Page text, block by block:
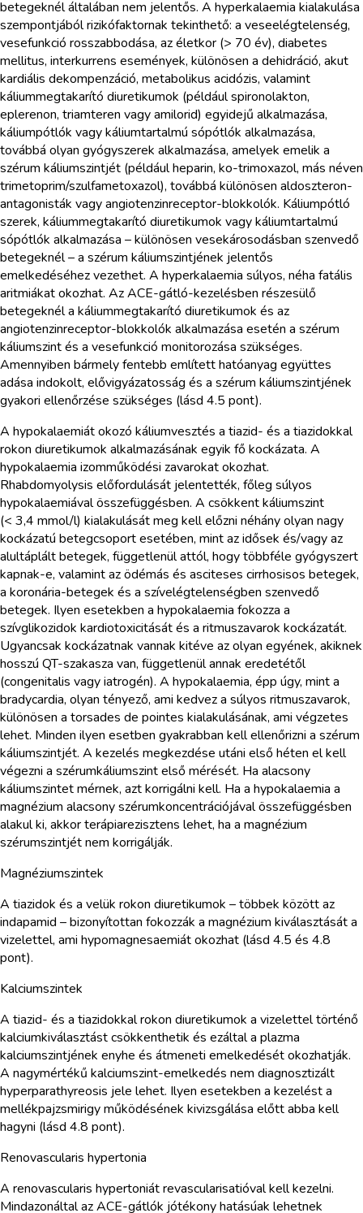
betegeknél általában nem jelentős. A hyperkalaemia kialakulása
szempontjából rizikófaktornak tekinthető: a veseelégtelenség,
vesefunkció rosszabbodása, az életkor (> 70 év), diabetes
mellitus, interkurrens események, különösen a dehidráció, akut
kardiális dekompenzáció, metabolikus acidózis, valamint
káliummegtakarító diuretikumok (például spironolakton,
eplerenon, triamteren vagy amilorid) egyidejű alkalmazása,
káliumpótlók vagy káliumtartalmú sópótlók alkalmazása,
továbbá olyan gyógyszerek alkalmazása, amelyek emelik a
szérum káliumszintjét (például heparin, ko-trimoxazol, más néven
trimetoprim/szulfametoxazol), továbbá különösen aldoszteron-
antagonisták vagy angiotenzinreceptor-blokkolók. Káliumpótló
szerek, káliummegtakarító diuretikumok vagy káliumtartalmú
sópótlók alkalmazása – különösen vesekárosodásban szenvedő
betegeknél – a szérum káliumszintjének jelentős
emelkedéséhez vezethet. A hyperkalaemia súlyos, néha fatális
aritmiákat okozhat. Az ACE-gátló-kezelésben részesülő
betegeknél a káliummegtakarító diuretikumok és az
angiotenzinreceptor-blokkolók alkalmazása esetén a szérum
káliumszint és a vesefunkció monitorozása szükséges.
Amennyiben bármely fentebb említett hatóanyag együttes
adása indokolt, elővigyázatosság és a szérum káliumszintjének
gyakori ellenőrzése szükséges (lásd 4.5 pont).
A hypokalaemiát okozó káliumvesztés a tiazid- és a tiazidokkal
rokon diuretikumok alkalmazásának egyik fő kockázata. A
hypokalaemia izomműködési zavarokat okozhat.
Rhabdomyolysis előfordulását jelentették, főleg súlyos
hypokalaemiával összefüggésben. A csökkent káliumszint
(< 3,4 mmol/l) kialakulását meg kell előzni néhány olyan nagy
kockázatú betegcsoport esetében, mint az idősek és/vagy az
alultáplált betegek, függetlenül attól, hogy többféle gyógyszert
kapnak-e, valamint az ödémás és asciteses cirrhosisos betegek,
a koronária-betegek és a szívelégtelenségben szenvedő
betegek. Ilyen esetekben a hypokalaemia fokozza a
szívglikozidok kardiotoxicitását és a ritmuszavarok kockázatát.
Ugyancsak kockázatnak vannak kitéve az olyan egyének, akiknek
hosszú QT-szakasza van, függetlenül annak eredetétől
(congenitalis vagy iatrogén). A hypokalaemia, épp úgy, mint a
bradycardia, olyan tényező, ami kedvez a súlyos ritmuszavarok,
különösen a torsades de pointes kialakulásának, ami végzetes
lehet. Minden ilyen esetben gyakrabban kell ellenőrizni a szérum
káliumszintjét. A kezelés megkezdése utáni első héten el kell
végezni a szérumkáliumszint első mérését. Ha alacsony
káliumszintet mérnek, azt korrigálni kell. Ha a hypokalaemia a
magnézium alacsony szérumkoncentrációjával összefüggésben
alakul ki, akkor terápiarezisztens lehet, ha a magnézium
szérumszintjét nem korrigálják.
Magnéziumszintek
A tiazidok és a velük rokon diuretikumok – többek között az
indapamid – bizonyítottan fokozzák a magnézium kiválasztását a
vizelettel, ami hypomagnesaemiát okozhat (lásd 4.5 és 4.8
pont).
Kalciumszintek
A tiazid- és a tiazidokkal rokon diuretikumok a vizelettel történő
kalciumkiválasztást csökkenthetik és ezáltal a plazma
kalciumszintjének enyhe és átmeneti emelkedését okozhatják.
A nagymértékű kalciumszint-emelkedés nem diagnosztizált
hyperparathyreosis jele lehet. Ilyen esetekben a kezelést a
mellékpajzsmirigy működésének kivizsgálása előtt abba kell
hagyni (lásd 4.8 pont).
Renovascularis hypertonia
A renovascularis hypertoniát revascularisatióval kell kezelni.
Mindazonáltal az ACE-gátlók jótékony hatásúak lehetnek